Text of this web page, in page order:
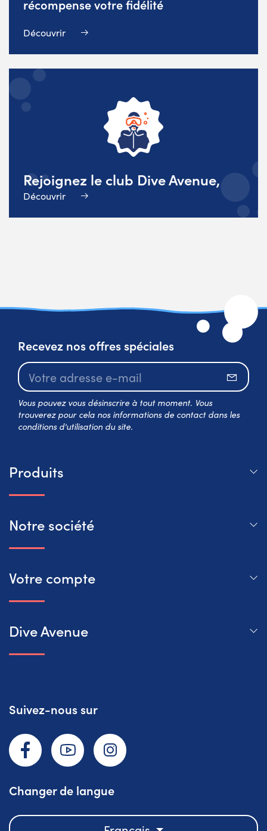
récompense votre fidélité
Découvrir
Rejoignez le club Dive Avenue,
Découvrir
Recevez nos offres spéciales
Vous pouvez vous désinscrire à tout moment. Vous
trouverez pour cela nos informations de contact dans les
conditions d'utilisation du site.
Produits
Notre société
Votre compte
Dive Avenue
Suivez-nous sur
Changer de langue